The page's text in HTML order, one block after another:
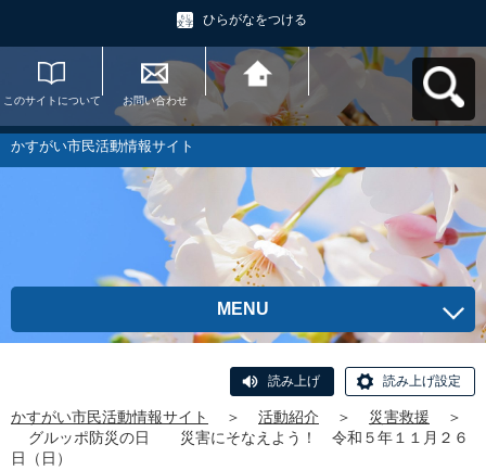
ひらがなをつける
このサイトについて お問い合わせ
かすがい市民活動情
報サイトへ戻る
かすがい市民活動情報サイト
MENU
読み上げ 読み上げ設定
かすがい市民活動情報サイト ＞ 活動紹介 ＞ 災害救援
＞
グルッポ防災の日 災害にそなえよう！ 令和５年１１月２６
日（日）